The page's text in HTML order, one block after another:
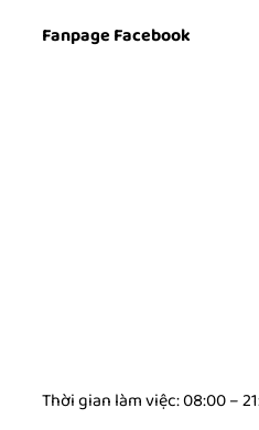
Fanpage Facebook
Thời gian làm việc: 08:00 –